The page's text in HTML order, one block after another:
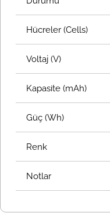
Hücreler (Cells)
Voltaj (V)
Kapasite (mAh)
Güç (Wh)
Renk
Notlar